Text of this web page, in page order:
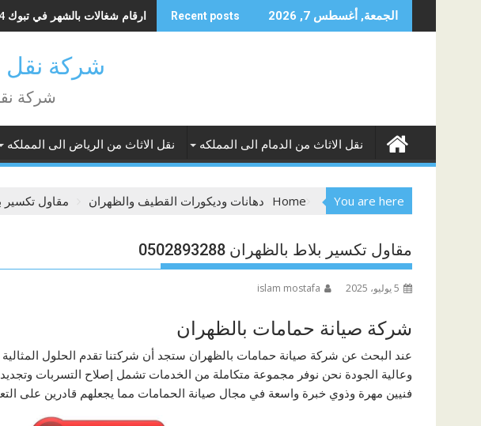
to
الجمعة, أغسطس 7, 2026 Recent posts ارقام شغالات بالشهر في تبوك 0560279614
شركة نقل
شركة
نقل الاثاث من الدمام الى المملكه نقل الاثاث من الرياض الى المملكه
You are here
Home دهانات وديكورات القطيف والظهران مقاول تكسير بلاط
مقاول تكسير بلاط بالظهران 0502893288
5 يوليو، 2025 islam mostafa
شركة صيانة حمامات بالظهران
عند البحث عن شركة صيانة حمامات بالظهران ستجد أن شركتنا تقدم الحلول
وعالية الجودة نحن نوفر مجموعة متكاملة من الخدمات تشمل إصلاح التسربات
فنيين مهرة وذوي خبرة واسعة في مجال صيانة الحمامات مما يجعلهم قادرين على